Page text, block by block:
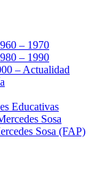
– 1970
– 1990
– Actualidad
Educativas
Sosa
Sosa (FAP)